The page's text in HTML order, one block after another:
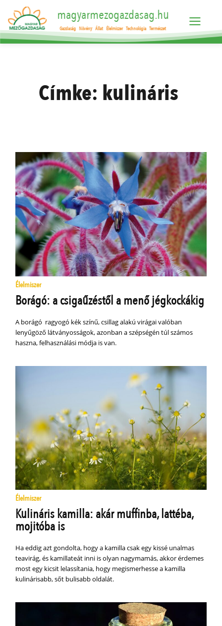
magyarmezogazdasag.hu
Gazdaság Növény Állat Élelmiszer Technológia Természet
Címke: kulináris
Élelmiszer
Borágó: a csigaűzéstől a menő jégkockákig
A borágó ragyogó kék színű, csillag alakú virágai valóban
lenyűgöző látványosságok, azonban a szépségén túl számos
haszna, felhasználási módja is van.
Élelmiszer
Kulináris kamilla: akár muffinba, lattéba,
mojitóba is
Ha eddig azt gondolta, hogy a kamilla csak egy kissé unalmas
teavirág, és kamillateát inni is olyan nagymamás, akkor érdemes
most egy kicsit lelassítania, hogy megismerhesse a kamilla
kulinárisabb, sőt bulisabb oldalát.